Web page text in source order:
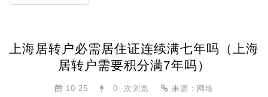
上海居转户必需居住证连续满七年吗（上海
居转户需要积分满7年吗）
10-25 0 次浏览 来源：网络